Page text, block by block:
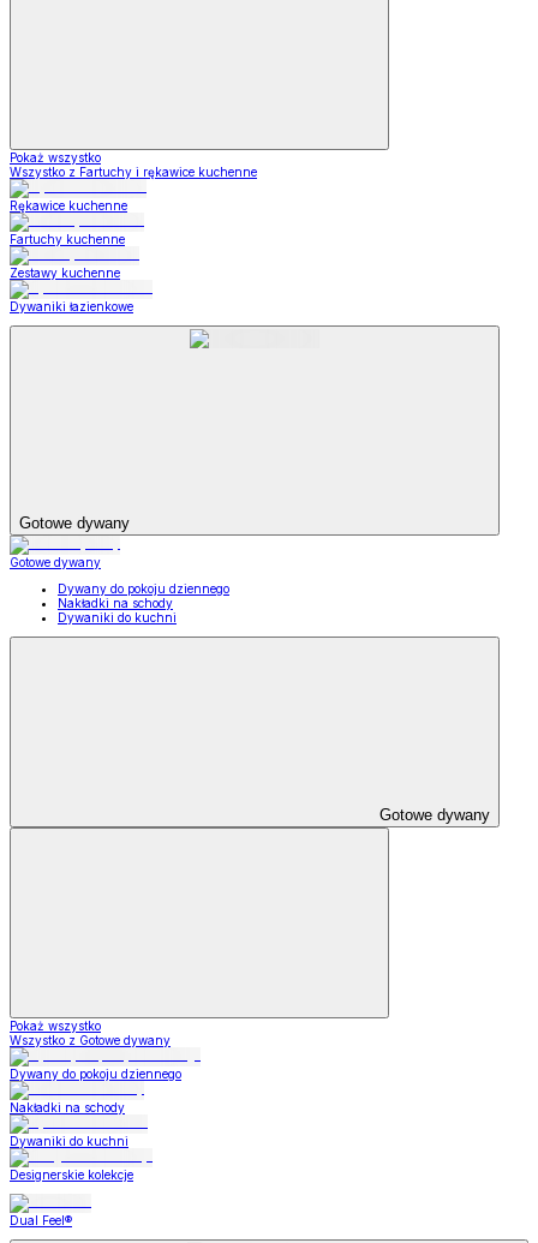
Pokaż wszystko
Wszystko z Fartuchy i rękawice kuchenne
Rękawice kuchenne
Fartuchy kuchenne
Zestawy kuchenne
Dywaniki łazienkowe
Gotowe dywany
Gotowe dywany
Dywany do pokoju dziennego
Nakładki na schody
Dywaniki do kuchni
Gotowe dywany
Pokaż wszystko
Wszystko z Gotowe dywany
Dywany do pokoju dziennego
Nakładki na schody
Dywaniki do kuchni
Designerskie kolekcje
Dual Feel®